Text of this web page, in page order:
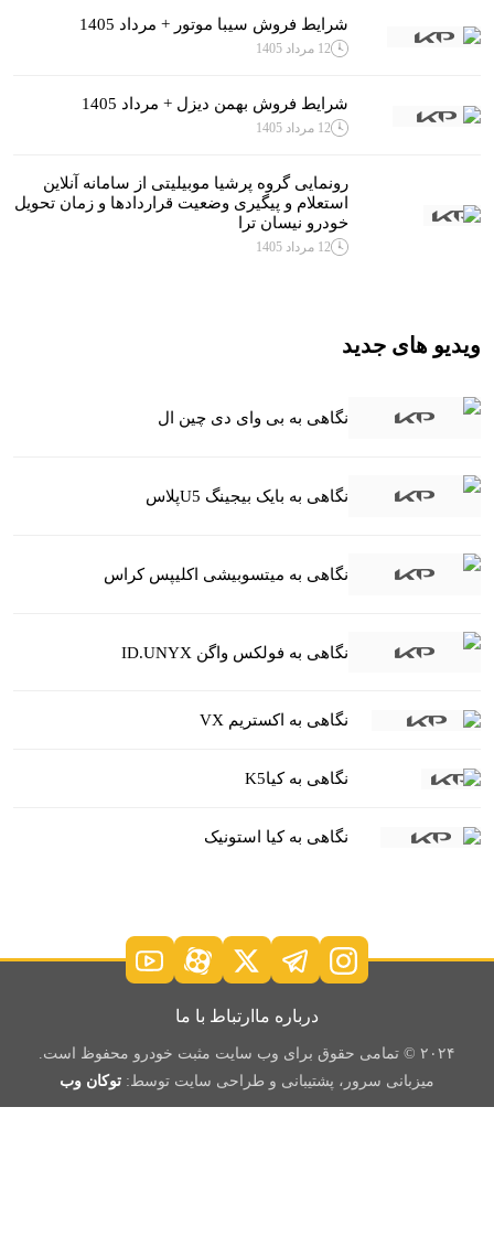
شرایط فروش سیبا موتور + مرداد 1405
12 مرداد 1405
شرایط فروش بهمن دیزل + مرداد 1405
12 مرداد 1405
رونمایی گروه پرشیا موبیلیتی از سامانه آنلاین
استعلام و پیگیری وضعیت قراردادها و زمان تحویل
خودرو نیسان ترا
12 مرداد 1405
ویدیو های جدید
نگاهی به بی وای دی چین ال
نگاهی به بایک بیجینگ U5پلاس
نگاهی به میتسوبیشی اکلیپس کراس
نگاهی به فولکس واگن ID.UNYX
نگاهی به اکستریم VX
نگاهی به کیاK5
نگاهی به کیا استونیک
درباره ما ارتباط با ما
۲۰۲۴ © تمامی حقوق برای وب سایت مثبت خودرو محفوظ است.
میزبانی سرور، پشتیبانی و طراحی سایت توسط: توکان وب